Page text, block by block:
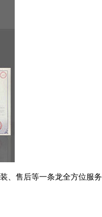
、售后等一条龙全方位服